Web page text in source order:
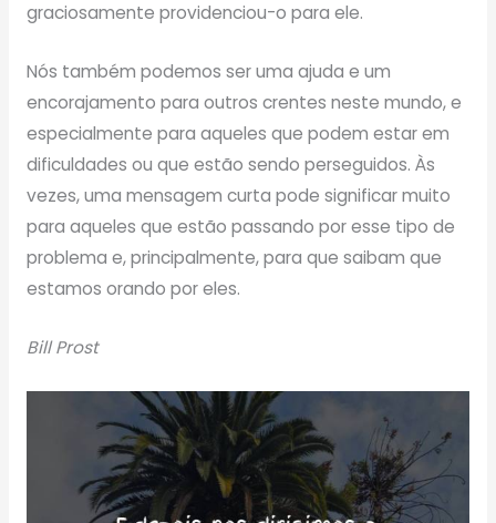
graciosamente providenciou-o para ele.
Nós também podemos ser uma ajuda e um
encorajamento para outros crentes neste mundo, e
especialmente para aqueles que podem estar em
dificuldades ou que estão sendo perseguidos. Às
vezes, uma mensagem curta pode significar muito
para aqueles que estão passando por esse tipo de
problema e, principalmente, para que saibam que
estamos orando por eles.
Bill Prost